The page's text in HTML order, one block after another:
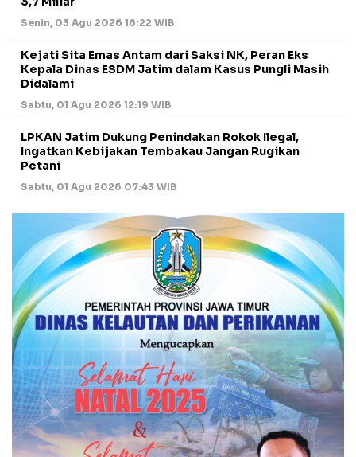
Senin, 03 Agu 2026 16:22 WIB
Kejati Sita Emas Antam dari Saksi NK, Peran Eks
Kepala Dinas ESDM Jatim dalam Kasus Pungli Masih
Didalami
Sabtu, 01 Agu 2026 12:19 WIB
LPKAN Jatim Dukung Penindakan Rokok Ilegal,
Ingatkan Kebijakan Tembakau Jangan Rugikan
Petani
Sabtu, 01 Agu 2026 07:43 WIB